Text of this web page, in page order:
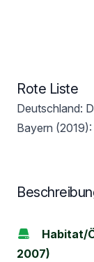
Rote Liste
Deutschland: D
Bayern
Habitat/
2007)